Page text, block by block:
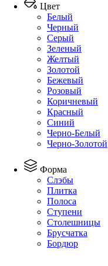
Цвет
Белый
Черный
Серый
Зеленый
Желтый
Золотой
Бежевый
Розовый
Коричневый
Красный
Синий
Черно-Белый
Черно-Золотой
Форма
Слэбы
Плитка
Полоса
Ступени
Столешницы
Брусчатка
Бордюр